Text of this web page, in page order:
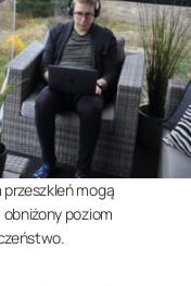
mogą
poziom